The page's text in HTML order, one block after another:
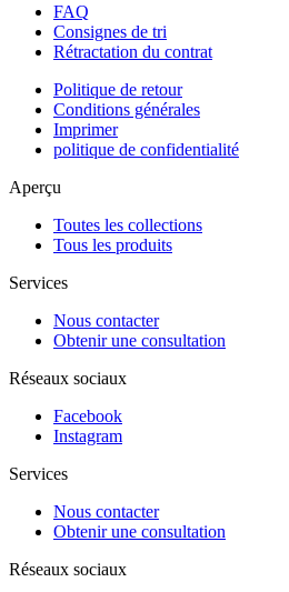
FAQ
Consignes de tri
Rétractation du contrat
Politique de retour
Conditions générales
Imprimer
politique de confidentialité
Aperçu
Toutes les collections
Tous les produits
Services
Nous contacter
Obtenir une consultation
Réseaux sociaux
Facebook
Instagram
Services
Nous contacter
Obtenir une consultation
Réseaux sociaux